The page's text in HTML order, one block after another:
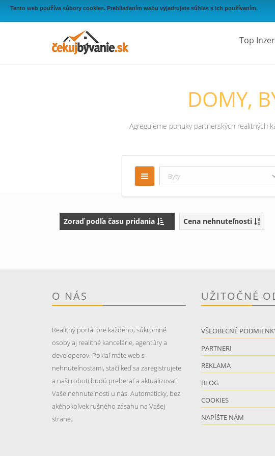
Tento web používa súbory cookies. Prehliadaním webu vyjadrujete súhlas s ich používaním.
Top
DOMY,
Agregujeme ponuky partnerských realitných
Zoraď podľa času pridania Cena nehnuteľnosti
O NÁS
Realitný portál pre každého, súkromné
osoby aj realitné kancelárie, agentúry a
developerov. Pokiaľ máte web s
nehnuteľnostami, stačí keď sa zaregistrujete
a naši roboti budú preberať a aktualizovať
Vaše nehnuteľnosti u nás. Automaticky, bez
akéhokoľvek rušného zásahu na Vašej
strane.
UŽITOČNÉ
VŠEOBECNÉ
PARTNERI
REKLAMA
BLOG
COOKIES
NAPÍŠTE NÁM